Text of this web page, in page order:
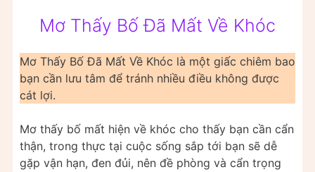
Mơ Thấy Bố Đã Mất Về Khóc
Mơ Thấy Bố Đã Mất Về Khóc là một giấc chiêm bao
bạn cần lưu tâm để tránh nhiều điều không được
cát lợi.
Mơ thấy bố mất hiện về khóc cho thấy bạn cần cẩn
thận, trong thực tại cuộc sống sắp tới bạn sẽ dễ
gặp vận hạn, đen đủi, nên đề phòng và cẩn trọng